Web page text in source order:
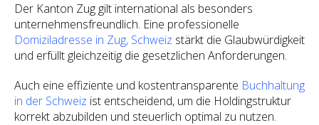
Der Kanton Zug gilt international als besonders
unternehmensfreundlich. Eine professionelle
Domiziladresse in Zug, Schweiz stärkt die Glaubwürdigkeit
und erfüllt gleichzeitig die gesetzlichen Anforderungen.
Auch eine effiziente und kostentransparente Buchhaltung
in der Schweiz ist entscheidend, um die Holdingstruktur
korrekt abzubilden und steuerlich optimal zu nutzen.